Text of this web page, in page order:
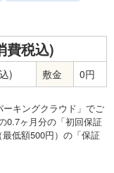
費税込)
) 敷金 0円
キングクラウド」でご
0.7ヶ月分の「初回保証
低額500円）の「保証